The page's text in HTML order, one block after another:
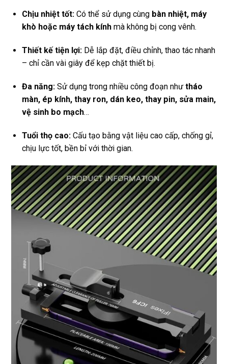
Chịu nhiệt tốt: Có thể sử dụng cùng bàn nhiệt, máy
khò hoặc máy tách kính mà không bị cong vênh.
Thiết kế tiện lợi: Dễ lắp đặt, điều chỉnh, thao tác nhanh
– chỉ cần vài giây để kẹp chặt thiết bị.
Đa năng: Sử dụng trong nhiều công đoạn nhưtháo
màn, ép kính, thay ron, dán keo, thay pin, sửa main,
vệ sinh bo mạch…
Tuổi thọ cao: Cấu tạo bằng vật liệu cao cấp, chống gỉ,
chịu lực tốt, bền bỉ với thời gian.